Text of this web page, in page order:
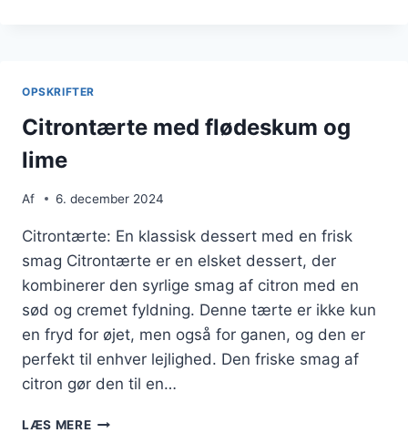
OPSKRIFTER
Citrontærte med flødeskum og
lime
Af 6. december 2024
Citrontærte: En klassisk dessert med en frisk
smag Citrontærte er en elsket dessert, der
kombinerer den syrlige smag af citron med en
sød og cremet fyldning. Denne tærte er ikke kun
en fryd for øjet, men også for ganen, og den er
perfekt til enhver lejlighed. Den friske smag af
citron gør den til en…
LÆS MERECITRONTÆRTE